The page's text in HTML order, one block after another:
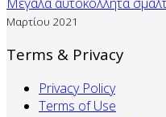
Μαρτίου 2021
Terms & Privacy
Privacy Policy
Terms of Use